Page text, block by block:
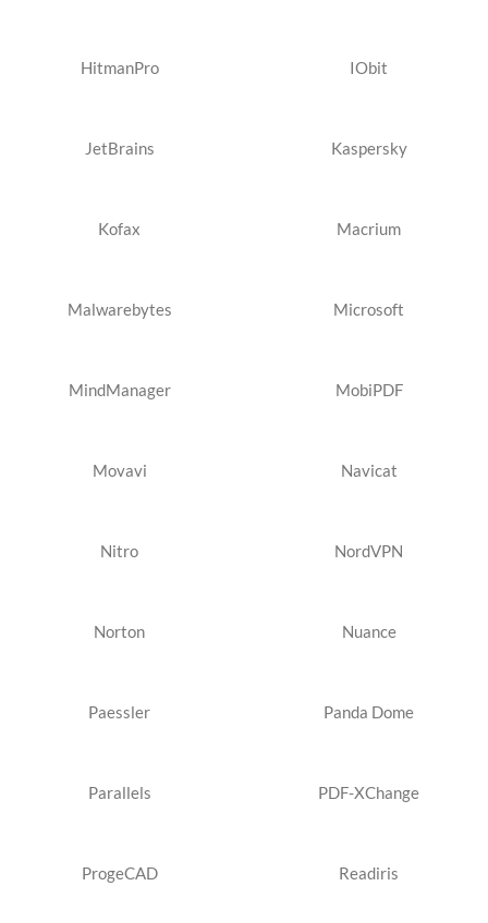
HitmanPro IObit
JetBrains Kaspersky
Kofax Macrium
Malwarebytes Microsoft
MindManager MobiPDF
Movavi Navicat
Nitro NordVPN
Norton Nuance
Paessler Panda Dome
Parallels PDF-XChange
ProgeCAD Readiris